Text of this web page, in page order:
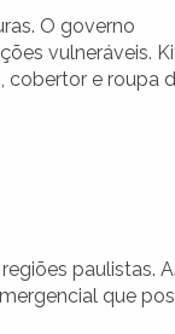
O governo
vulneráveis.
cobertor e roupa
paulistas.
que